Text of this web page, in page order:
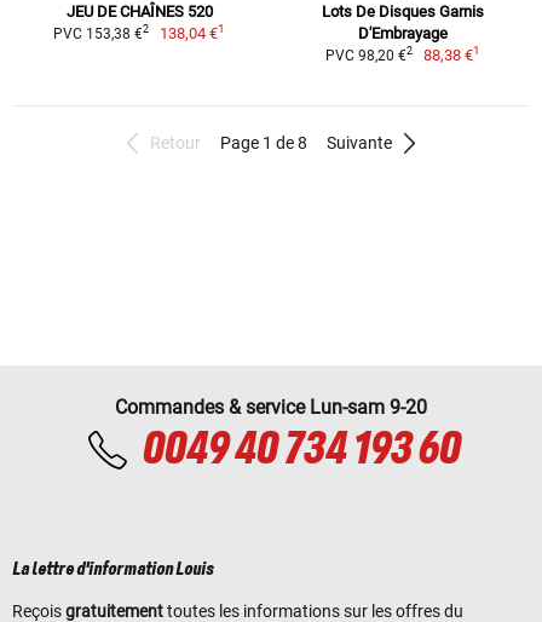
JEU DE CHAÎNES 520
PVC 153,38 €2 138,04 €1
Lots De Disques Garnis
D'Embrayage
PVC 98,20 €2 88,38 €1
Retour Page 1 de 8 Suivante
Commandes & service Lun-sam 9-20
0049 40 734 193 60
La lettre d'information Louis
Reçoisgratuitementtoutes les informations sur les offres du